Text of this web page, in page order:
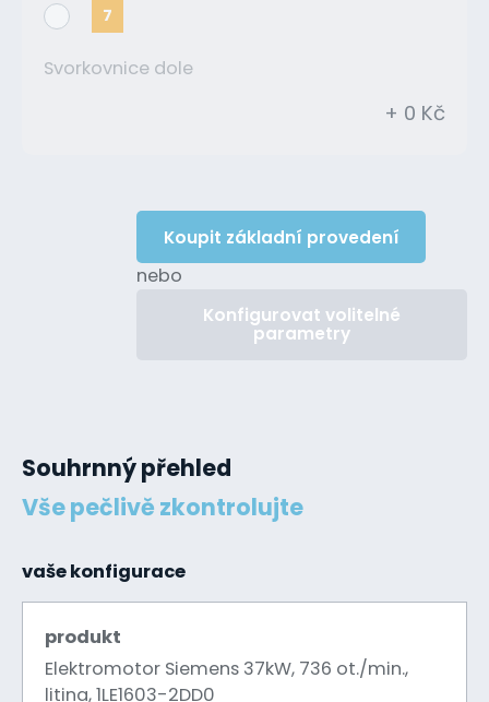
7
Svorkovnice dole
+ 0 Kč
Koupit základní provedení
nebo
Konfigurovat volitelné
parametry
Souhrnný přehled
Vše pečlivě zkontrolujte
vaše konfigurace
produkt
Elektromotor Siemens 37kW, 736 ot./min.,
litina, 1LE1603-2DD0